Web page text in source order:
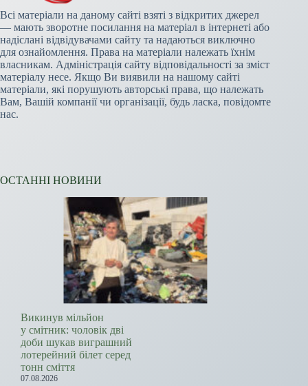
Всі матеріали на даному сайті взяті з відкритих джерел
— мають зворотне посилання на матеріал в інтернеті або
надіслані відвідувачами сайту та надаються виключно
для ознайомлення. Права на матеріали належать їхнім
власникам. Адміністрація сайту відповідальності за зміст
матеріалу несе. Якщо Ви виявили на нашому сайті
матеріали, які порушують авторські права, що належать
Вам, Вашій компанії чи організації, будь ласка, повідомте
нас.
ОСТАННІ НОВИНИ
Викинув мільйон
у смітник: чоловік дві
доби шукав виграшний
лотерейний білет серед
тонн сміття
07.08.2026